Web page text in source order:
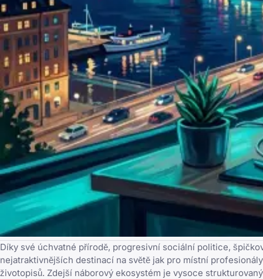
Díky své úchvatné přírodě, progresivní sociální politice,
nejatraktivnějších destinací na světě jak pro místní
životopisů. Zdejší náborový ekosystém je vysoce